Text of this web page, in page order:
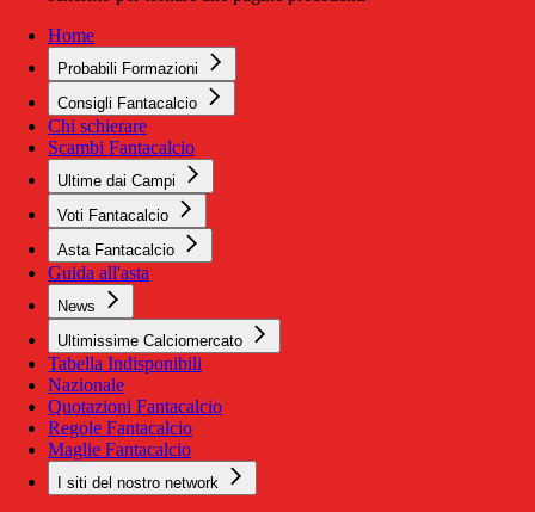
Home
Probabili Formazioni
Consigli Fantacalcio
Chi schierare
Scambi Fantacalcio
Ultime dai Campi
Voti Fantacalcio
Asta Fantacalcio
Guida all'asta
News
Ultimissime Calciomercato
Tabella Indisponibili
Nazionale
Quotazioni Fantacalcio
Regole Fantacalcio
Maglie Fantacalcio
I siti del nostro network